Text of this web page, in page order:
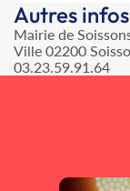
Autres infos
Mairie de
Ville 02200
03.23.59.91.64